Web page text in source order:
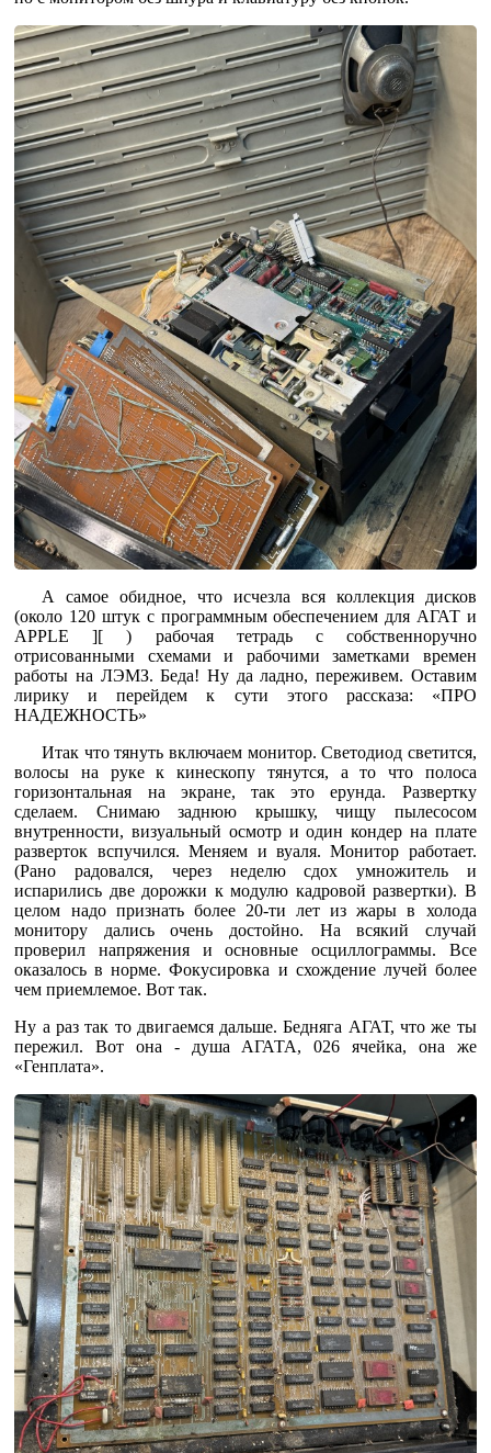
А самое обидное, что исчезла вся коллекция дисков
(около 120 штук с программным обеспечением для АГАТ и
APPLE ][ ) рабочая тетрадь с собственноручно
отрисованными схемами и рабочими заметками времен
работы на ЛЭМЗ. Беда! Ну да ладно, переживем. Оставим
лирику и перейдем к сути этого рассказа: «ПРО
НАДЕЖНОСТЬ»
Итак что тянуть включаем монитор. Светодиод светится,
волосы на руке к кинескопу тянутся, а то что полоса
горизонтальная на экране, так это ерунда. Развертку
сделаем. Снимаю заднюю крышку, чищу пылесосом
внутренности, визуальный осмотр и один кондер на плате
разверток вспучился. Меняем и вуаля. Монитор работает.
(Рано радовался, через неделю сдох умножитель и
испарились две дорожки к модулю кадровой развертки). В
целом надо признать более 20-ти лет из жары в холода
монитору дались очень достойно. На всякий случай
проверил напряжения и основные осциллограммы. Все
оказалось в норме. Фокусировка и схождение лучей более
чем приемлемое. Вот так.
Ну а раз так то двигаемся дальше. Бедняга АГАТ, что же ты
пережил. Вот она - душа АГАТА, 026 ячейка, она же
«Генплата».